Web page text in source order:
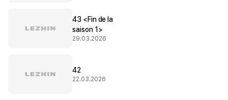
43 <Fin de la
saison 1>
29.03.2026
42
22.03.2026